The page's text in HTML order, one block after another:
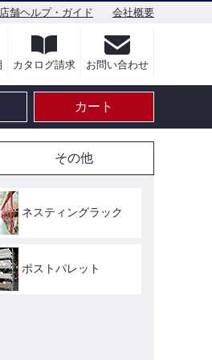
店舗ヘルプ・ガイド 会社概要
カタログ請求 お問い合わせ
カート
その他
ネスティングラック
ポストパレット